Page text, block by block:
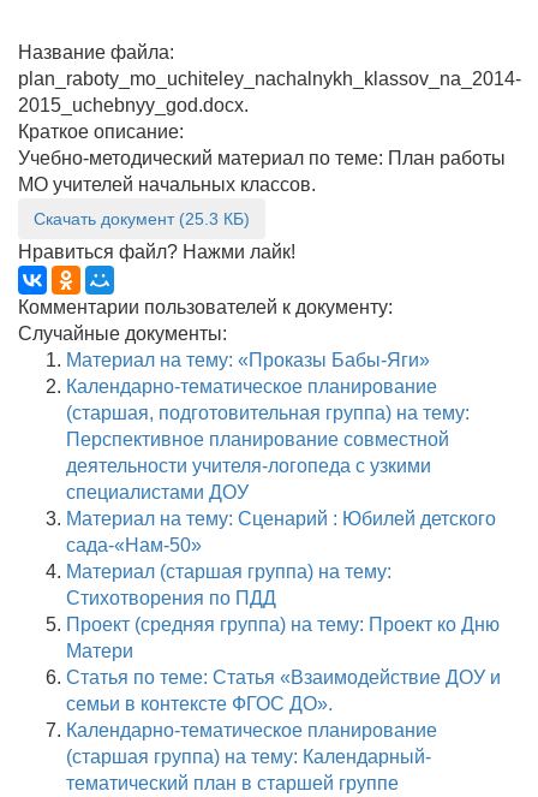
Название файла:
plan_raboty_mo_uchiteley_nachalnykh_klassov_na_2014-
2015_uchebnyy_god.docx.
Краткое описание:
Учебно-методический материал по теме: План работы
МО учителей начальных классов.
Скачать документ (25.3 КБ)
Нравиться файл? Нажми лайк!
Комментарии пользователей к документу:
Случайные документы:
Материал на тему: «Проказы Бабы-Яги»
Календарно-тематическое планирование
(старшая, подготовительная группа) на тему:
Перспективное планирование совместной
деятельности учителя-логопеда с узкими
специалистами ДОУ
Материал на тему: Сценарий : Юбилей детского
сада-«Нам-50»
Материал (старшая группа) на тему:
Стихотворения по ПДД
Проект (средняя группа) на тему: Проект ко Дню
Матери
Статья по теме: Статья «Взаимодействие ДОУ и
семьи в контексте ФГОС ДО».
Календарно-тематическое планирование
(старшая группа) на тему: Календарный-
тематический план в старшей группе